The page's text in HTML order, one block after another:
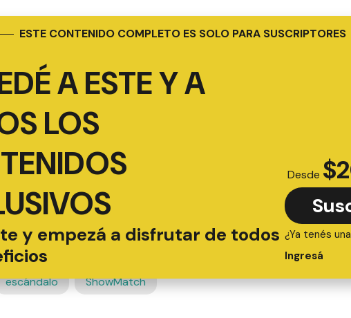
ESTE CONTENIDO COMPLETO ES SOLO PARA SUSCRIPTORES
A ESTE Y A
LOS
y empezá a disfrutar de todos
Desde $
¿Ya tenés
Ingresá
escándalo ShowMatch